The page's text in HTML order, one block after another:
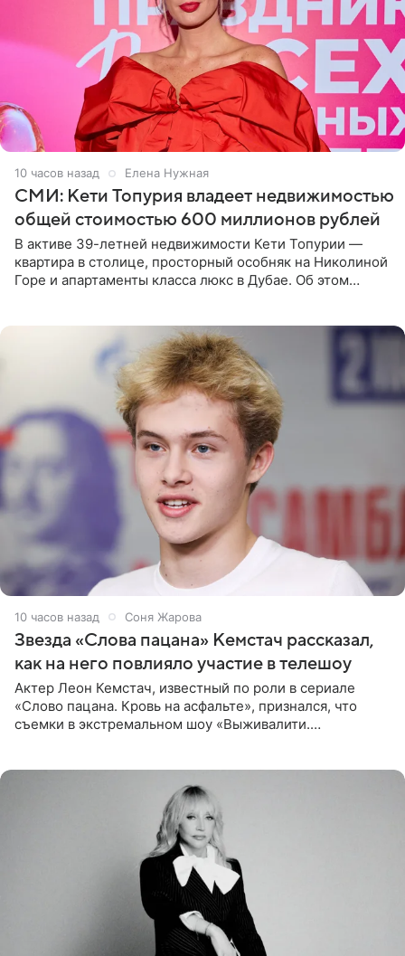
10 часов назад Елена Нужная
СМИ: Кети Топурия владеет недвижимостью
общей стоимостью 600 миллионов рублей
В активе 39-летней недвижимости Кети Топурии —
квартира в столице, просторный особняк на Николиной
Горе и апартаменты класса люкс в Дубае. Об этом
10 часов назад Соня Жарова
Звезда «Слова пацана» Кемстач рассказал,
как на него повлияло участие в телешоу
Актер Леон Кемстач, известный по роли в сериале
«Слово пацана. Кровь на асфальте», признался, что
съемки в экстремальном шоу «Выживалити.